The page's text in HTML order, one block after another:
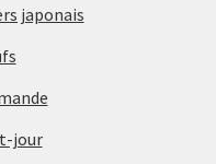
japonais
jour